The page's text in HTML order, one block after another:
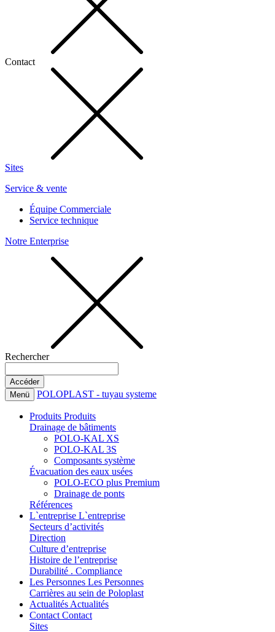
Contact
Sites
Service & vente
Équipe Commerciale
Service technique
Notre Enterprise
Rechercher
Menü POLOPLAST - tuyau systeme
Produits Produits
Drainage de bâtiments
POLO-KAL XS
POLO-KAL 3S
Composants système
Évacuation des eaux usées
POLO-ECO plus Premium
Drainage de ponts
Références
L`entreprise L`entreprise
Secteurs d’activités
Direction
Culture d’entreprise
Histoire de l’entreprise
Durabilité . Compliance
Les Personnes Les Personnes
Carrières au sein de Poloplast
Actualités Actualités
Contact Contact
Sites